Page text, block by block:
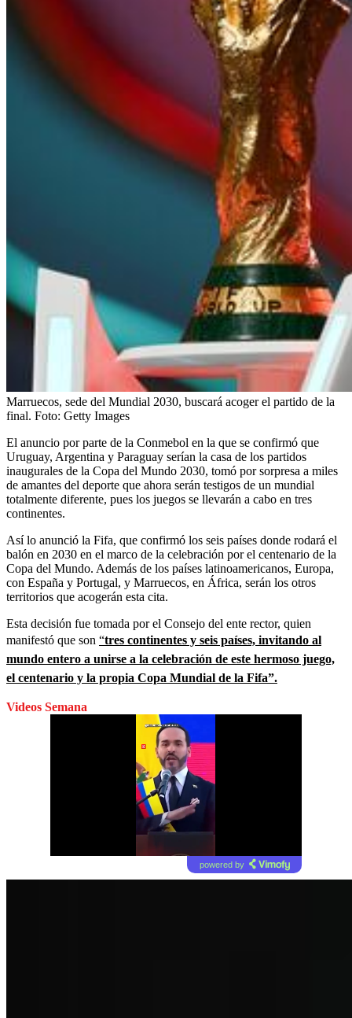
Marruecos, sede del Mundial 2030, buscará acoger el partido de la
final. Foto: Getty Images
El anuncio por parte de la Conmebol en la que se confirmó que
Uruguay, Argentina y Paraguay serían la casa de los partidos
inaugurales de la Copa del Mundo 2030, tomó por sorpresa a miles
de amantes del deporte que ahora serán testigos de un mundial
totalmente diferente, pues los juegos se llevarán a cabo en tres
continentes.
Así lo anunció la Fifa, que confirmó los seis países donde rodará el
balón en 2030 en el marco de la celebración por el centenario de la
Copa del Mundo. Además de los países latinoamericanos, Europa,
con España y Portugal, y Marruecos, en África, serán los otros
territorios que acogerán esta cita.
Esta decisión fue tomada por el Consejo del ente rector, quien
manifestó que son “tres continentes y seis países, invitando al
mundo entero a unirse a la celebración de este hermoso juego,
el centenario y la propia Copa Mundial de la Fifa”.
Videos Semana
powered by